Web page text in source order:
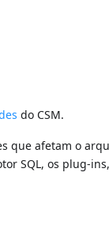
do CSM.
que afetam o
SQL, os plug-